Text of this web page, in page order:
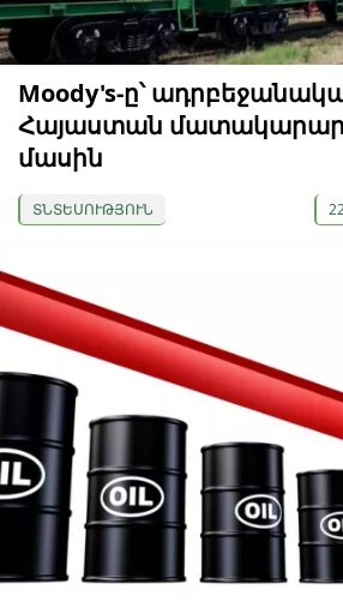
Moody's-ը՝
Հայաստան
մասին
ՏՆՏԵՍՈՒԹՅՈՒՆ